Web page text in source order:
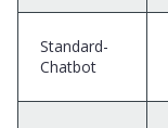
Standard-
Chatbot